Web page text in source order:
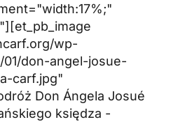
wp-
don-angel-josue-
carf.jpg"
Don Ángela Josué
księdza -